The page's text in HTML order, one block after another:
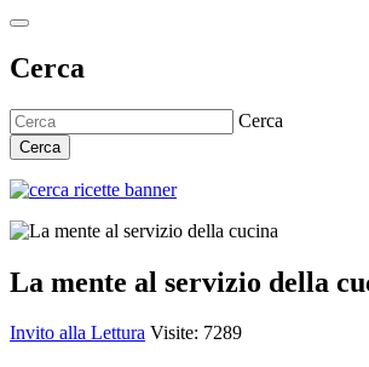
Cerca
Cerca
Cerca
La mente al servizio della
Invito alla Lettura Visite: 7289